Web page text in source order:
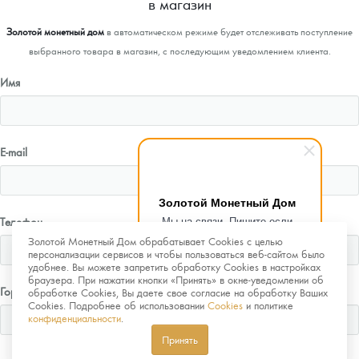
Золотой Монетный Дом
Мы на связи. Пишите если
возникнут любые вопросы.
Рады помочь.
Золотой Монетный Дом обрабатывает Cookies с целью
персонализации сервисов и чтобы пользоваться веб-сайтом было
удобнее. Вы можете запретить обработку Cookies в настройках
браузера. При нажатии кнопки «Принять» в окне-уведомлении об
обработке Cookies, Вы даете свое согласие на обработку Ваших
Cookies. Подробнее об использовании Cookies и политике
конфиденциальности
Принять
Золотой монетный домв автоматическом режиме будет отслеживать поступление
выбранного товара в магазин, с последующим уведомлением клиента.
Имя
E-mail
Телефон
Город